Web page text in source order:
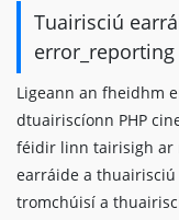
Tuairisciú
error_reporting
Ligeann an fheidhm
dtuairiscíonn PHP
féidir linn tairisigh ar
earráide a thuairisciú
tromchúisí a